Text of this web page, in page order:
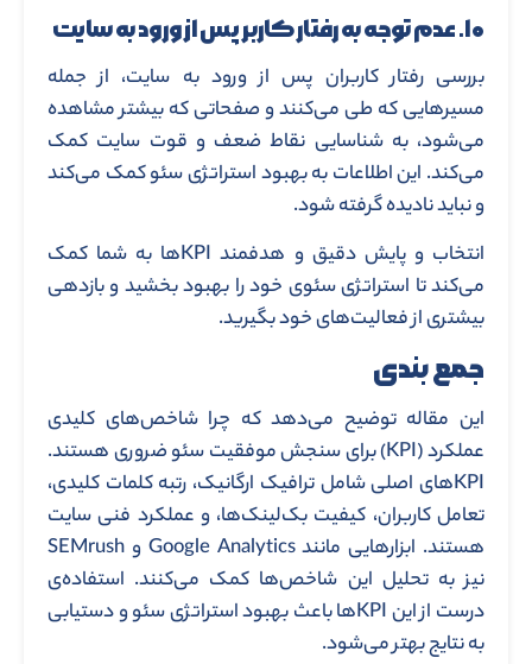
۱۰. عدم توجه به رفتار کاربر پس از ورود به سایت
بررسی رفتار کاربران پس از ورود به سایت، از جمله
مسیرهایی که طی می‌کنند و صفحاتی که بیشتر مشاهده
می‌شود، به شناسایی نقاط ضعف و قوت سایت کمک
می‌کند. این اطلاعات به بهبود استراتژی سئو کمک می‌کند
و نباید نادیده گرفته شود.
انتخاب و پایش دقیق و هدفمند KPIها به شما کمک
می‌کند تا استراتژی سئوی خود را بهبود بخشید و بازدهی
بیشتری از فعالیت‌های خود بگیرید.
جمع بندی
این مقاله توضیح می‌دهد که چرا شاخص‌های کلیدی
عملکرد (KPI) برای سنجش موفقیت سئو ضروری هستند.
KPIهای اصلی شامل ترافیک ارگانیک، رتبه کلمات کلیدی،
تعامل کاربران، کیفیت بک‌لینک‌ها، و عملکرد فنی سایت
هستند. ابزارهایی مانند Google Analytics و SEMrush
نیز به تحلیل این شاخص‌ها کمک می‌کنند. استفاده‌ی
درست از این KPIها باعث بهبود استراتژی سئو و دستیابی
به نتایج بهتر می‌شود.